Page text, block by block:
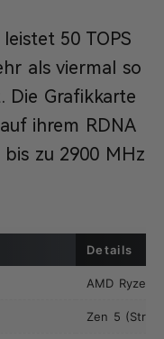
leistet 50 TOPS
als viermal so
Die Grafikkarte
ihrem RDNA
zu 2900 MHz
Details
AMD Ryzen
Zen 5 (Strix